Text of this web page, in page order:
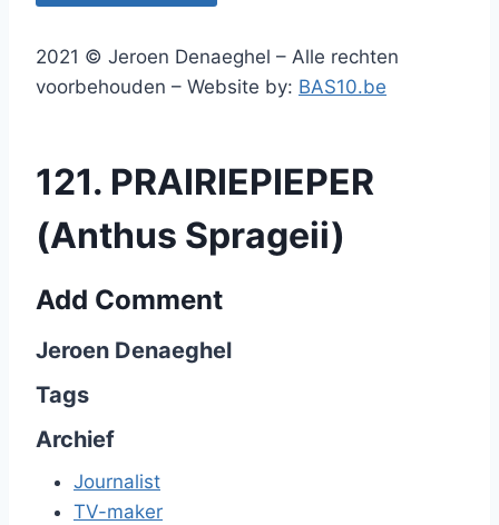
2021 © Jeroen Denaeghel – Alle rechten
voorbehouden – Website by: BAS10.be
121. PRAIRIEPIEPER
(Anthus Sprageii)
Add Comment
Jeroen Denaeghel
Tags
Archief
Journalist
TV-maker